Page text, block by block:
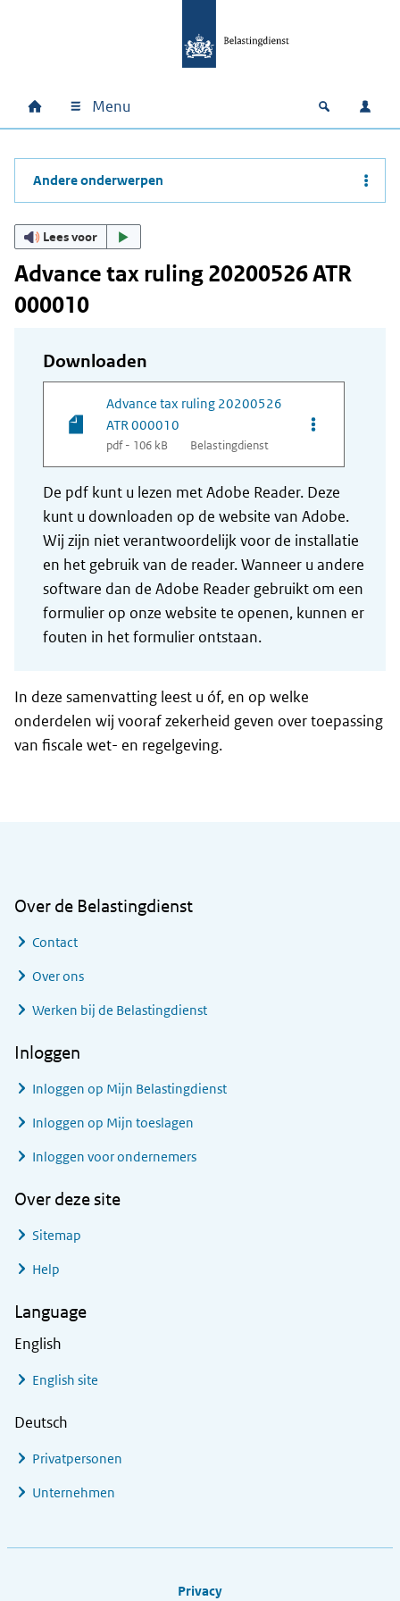
Hoofdnavigatie
Home Menu Open
Andere onderwerpen
Lees voor
Advance tax ruling 20200526 ATR
000010
Downloaden
Advance tax ruling 20200526
ATR 000010
pdf - 106 kB Belastingdienst
Opties van
De pdf kunt u lezen met Adobe Reader. Deze
kunt u downloaden op de website van Adobe.
Wij zijn niet verantwoordelijk voor de installatie
en het gebruik van de reader. Wanneer u andere
software dan de Adobe Reader gebruikt om een
formulier op onze website te openen, kunnen er
fouten in het formulier ontstaan.
In deze samenvatting leest u óf, en op welke
onderdelen wij vooraf zekerheid geven over toepassing
van fiscale wet- en regelgeving.
Over de Belastingdienst
Contact
Over ons
Werken bij de Belastingdienst
Inloggen
Inloggen op Mijn Belastingdienst
Inloggen op Mijn toeslagen
Inloggen voor ondernemers
Over deze site
Sitemap
Help
Language
English
English site
Deutsch
Privatpersonen
Unternehmen
Privacy